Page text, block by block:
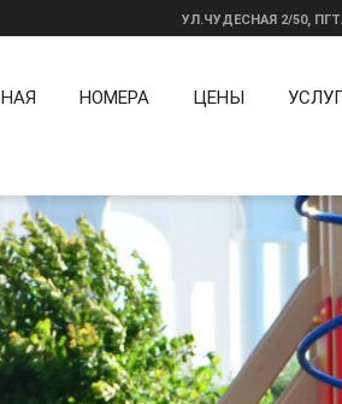
УЛ.ЧУДЕСНАЯ 2/50,
НОМЕРА ЦЕНЫ